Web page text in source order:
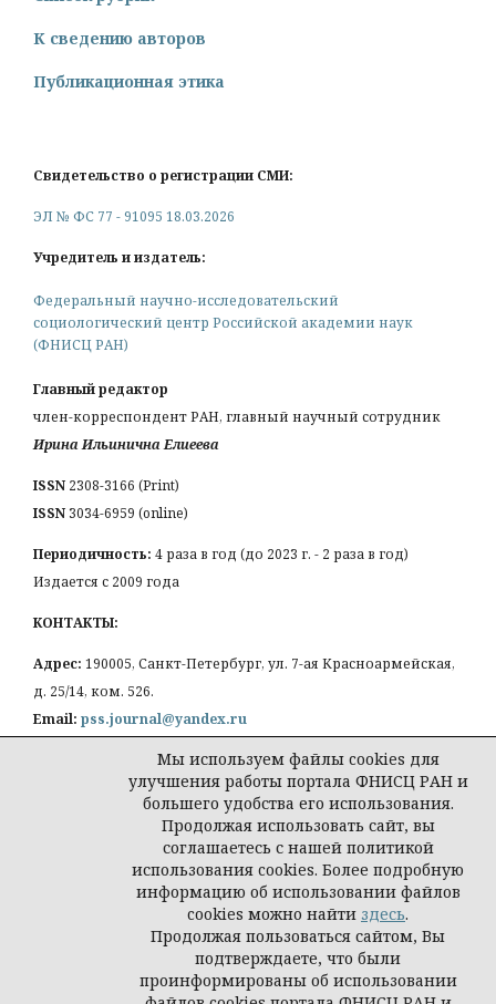
К сведению авторов
Публикационная этика
Свидетельство о регистрации СМИ:
ЭЛ № ФС 77 - 91095 18.03.2026
Учредитель и издатель:
Федеральный научно-исследовательский
социологический центр Российской академии наук
(ФНИСЦ РАН)
Главный редактор
член-корреспондент РАН, главный научный сотрудник
Ирина Ильинична Елиеева
ISSN 2308-3166 (Print)
ISSN3034-6959 (online)
Периодичность: 4 раза в год (до 2023 г. - 2 раза в год)
Издается с 2009 года
КОНТАКТЫ:
Адрес: 190005, Санкт-Петербург, ул. 7-ая Красноармейская,
д. 25/14, ком. 526.
Email: pss.journal@yandex.ru
Политика конфиденциальности персональных
© Петербургская социология сегодня
Мы используем файлы cookies для
улучшения работы портала ФНИСЦ РАН и
большего удобства его использования.
Продолжая использовать сайт, вы
соглашаетесь с нашей политикой
использования cookies. Более подробную
информацию об использовании файлов
cookies можно найти здесь.
Продолжая пользоваться сайтом, Вы
подтверждаете, что были
проинформированы об использовании